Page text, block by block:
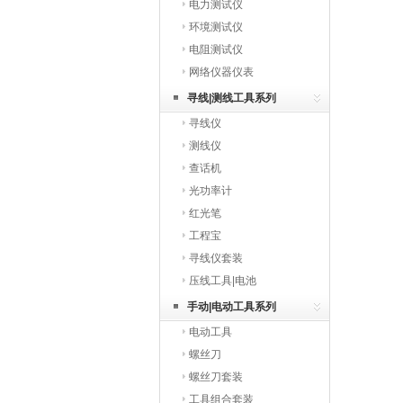
电力测试仪
环境测试仪
电阻测试仪
网络仪器仪表
寻线|测线工具系列
寻线仪
测线仪
查话机
光功率计
红光笔
工程宝
寻线仪套装
压线工具|电池
手动|电动工具系列
电动工具
螺丝刀
螺丝刀套装
工具组合套装